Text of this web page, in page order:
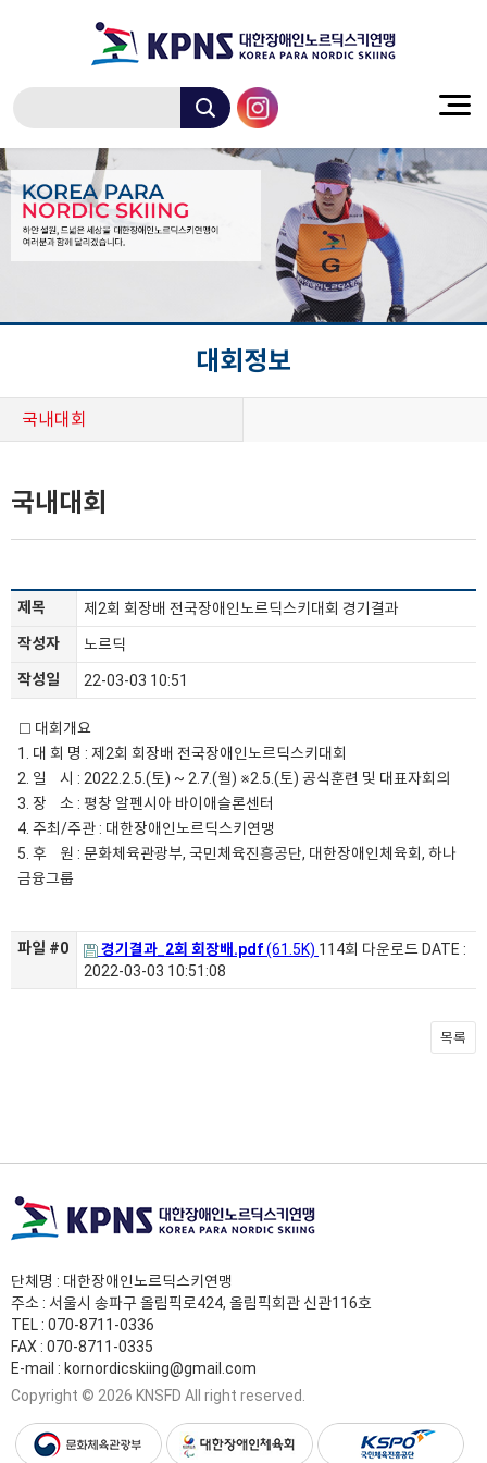
대회정보
국내대회
국내대회
제목
제2회 회장배 전국장애인노르딕스키대회 경기결과
작성자
노르딕
작성일
22-03-03 10:51
□ 대회개요
1. 대 회 명 : 제2회 회장배 전국장애인노르딕스키대회
2. 일 시 : 2022.2.5.(토) ~ 2.7.(월) ※2.5.(토) 공식훈련 및 대표자회의
3. 장 소 : 평창 알펜시아 바이애슬론센터
4. 주최/주관 : 대한장애인노르딕스키연맹
5. 후 원 : 문화체육관광부, 국민체육진흥공단, 대한장애인체육회, 하나
금융그룹​
파일 #0 경기결과_2회 회장배.pdf(61.5K) 114회 다운로드 DATE :
2022-03-03 10:51:08
목록
단체명 : 대한장애인노르딕스키연맹
주소 : 서울시 송파구 올림픽로424, 올림픽회관 신관116호
TEL : 070-8711-0336
FAX : 070-8711-0335
E-mail : kornordicskiing@gmail.com
Copyright © 2026 KNSFD All right reserved.